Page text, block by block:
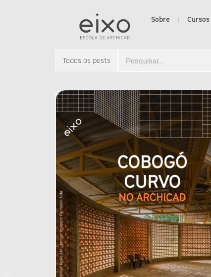
Sobre Cursos
Todos os posts